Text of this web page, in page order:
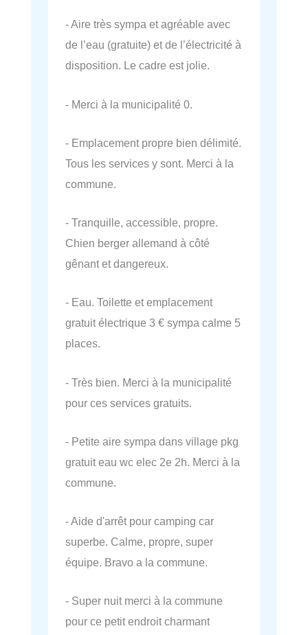
- Aire très sympa et agréable avec
de l’eau (gratuite) et de l’électricité à
disposition. Le cadre est jolie.
- Merci à la municipalité 0.
- Emplacement propre bien délimité.
Tous les services y sont. Merci à la
commune.
- Tranquille, accessible, propre.
Chien berger allemand à côté
gênant et dangereux.
- Eau. Toilette et emplacement
gratuit électrique 3 € sympa calme 5
places.
- Très bien. Merci à la municipalité
pour ces services gratuits.
- Petite aire sympa dans village pkg
gratuit eau wc elec 2e 2h. Merci à la
commune.
- Aide d'arrêt pour camping car
superbe. Calme, propre, super
équipe. Bravo a la commune.
- Super nuit merci à la commune
pour ce petit endroit charmant